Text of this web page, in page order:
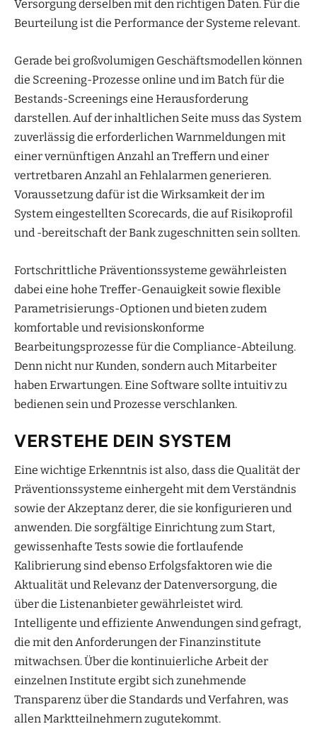
Versorgung derselben mit den richtigen Daten. Für die
Beurteilung ist die Performance der Systeme relevant.
Gerade bei großvolumigen Geschäftsmodellen können
die Screening-Prozesse online und im Batch für die
Bestands-Screenings eine Herausforderung
darstellen. Auf der inhaltlichen Seite muss das System
zuverlässig die erforderlichen Warnmeldungen mit
einer vernünftigen Anzahl an Treffern und einer
vertretbaren Anzahl an Fehlalarmen generieren.
Voraussetzung dafür ist die Wirksamkeit der im
System eingestellten Scorecards, die auf Risikoprofil
und -bereitschaft der Bank zugeschnitten sein sollten.
Fortschrittliche Präventionssysteme gewährleisten
dabei eine hohe Treffer-Genauigkeit sowie flexible
Parametrisierungs-Optionen und bieten zudem
komfortable und revisionskonforme
Bearbeitungsprozesse für die Compliance-Abteilung.
Denn nicht nur Kunden, sondern auch Mitarbeiter
haben Erwartungen. Eine Software sollte intuitiv zu
bedienen sein und Prozesse verschlanken.
VERSTEHE DEIN SYSTEM
Eine wichtige Erkenntnis ist also, dass die Qualität der
Präventionssysteme einhergeht mit dem Verständnis
sowie der Akzeptanz derer, die sie konfigurieren und
anwenden. Die sorgfältige Einrichtung zum Start,
gewissenhafte Tests sowie die fortlaufende
Kalibrierung sind ebenso Erfolgsfaktoren wie die
Aktualität und Relevanz der Datenversorgung, die
über die Listenanbieter gewährleistet wird.
Intelligente und effiziente Anwendungen sind gefragt,
die mit den Anforderungen der Finanzinstitute
mitwachsen. Über die kontinuierliche Arbeit der
einzelnen Institute ergibt sich zunehmende
Transparenz über die Standards und Verfahren, was
allen Marktteilnehmern zugutekommt.